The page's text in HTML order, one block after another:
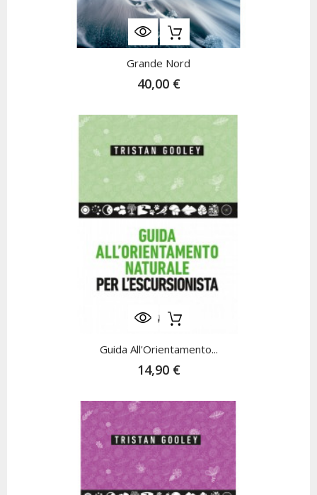
Grande Nord
40,00 €
Guida All'Orientamento...
14,90 €